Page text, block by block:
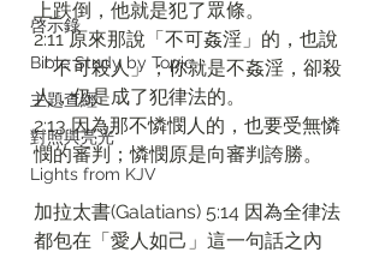
啓示錄
Bible Study by Topic
主題查經
對照與亮光
Lights from KJV
上跌倒，他就是犯了眾條。
2:11 原來那說「不可姦淫」的，也說
「不可殺人」；你就是不姦淫，卻殺
人，仍是成了犯律法的。
2:13 因為那不憐憫人的，也要受無憐
憫的審判；憐憫原是向審判誇勝。
加拉太書(Galatians) 5:14 因為全律法
都包在「愛人如己」這一句話之內